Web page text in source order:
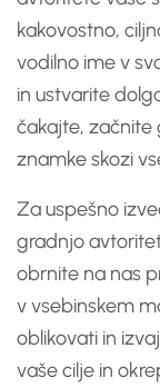
kakovostno,
vodilno ime v
in ustvarite
čakajte,
znamke skozi
Za uspešno
gradnjo
obrnite na nas
v vsebinskem
oblikovati in
vaše cilje in